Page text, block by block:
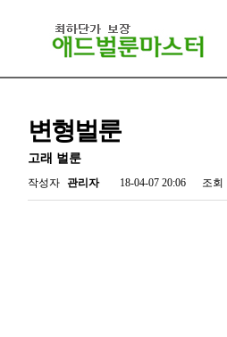
변형벌룬
고래 벌룬
작성자 관리자 18-04-07 20:06 조회